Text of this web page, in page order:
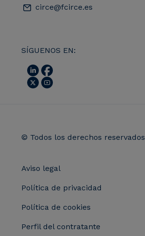
circe@fcirce.es
SÍGUENOS EN:
© Todos los derechos reservados
Aviso legal
Política de privacidad
Política de cookies
Perfil del contratante